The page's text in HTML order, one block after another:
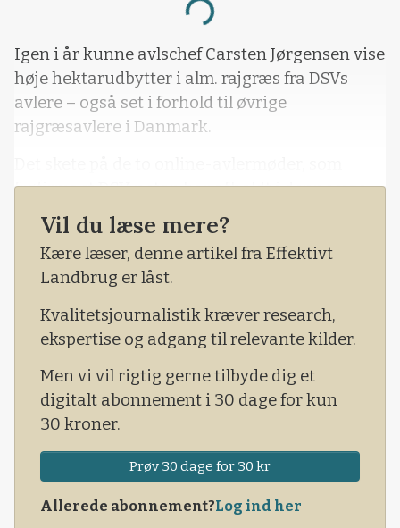
Loading...
Igen i år kunne avlschef Carsten Jørgensen vise
høje hektarudbytter i alm. rajgræs fra DSVs
avlere – også set i forhold til øvrige
rajgræsavlere i Danmark.
frøfirmaet DSV netop har afholdt i denne uge.
Vil du læse mere?
Kære læser, denne artikel fra Effektivt
Landbrug er låst.
Kvalitetsjournalistik kræver research,
ekspertise og adgang til relevante kilder.
Men vi vil rigtig gerne tilbyde dig et
digitalt abonnement i 30 dage for kun
30 kroner.
Prøv 30 dage for 30 kr
Allerede abonnement?Log ind her